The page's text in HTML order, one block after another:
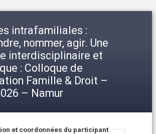
intrafamiliales :
nommer, agir. Une
interdisciplinaire et
: Colloque de
Famille & Droit –
– Namur
et coordonnées du participant